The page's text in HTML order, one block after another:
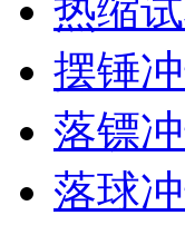
热缩
摆锤
落镖
落球